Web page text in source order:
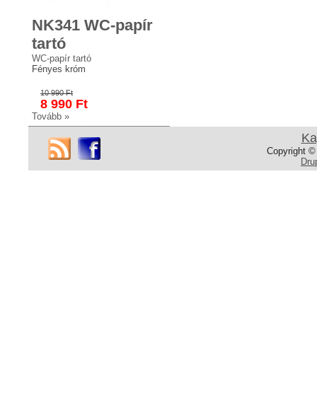
NK341 WC-papír
tartó
WC-papír tartó
Fényes króm
10 990 Ft
8 990 Ft
Tovább »
Copyright ©